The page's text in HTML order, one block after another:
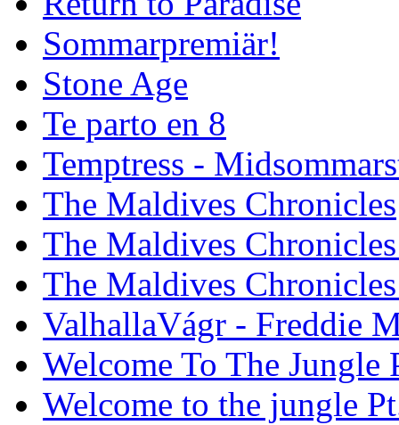
Sommarpremiär!
Stone Age
Te parto en 8
Temptress -
The Maldives Chronicles
The Maldives
The Maldives
ValhallaVágr - Freddie
Welcome To The Jungle
Welcome to the jungle